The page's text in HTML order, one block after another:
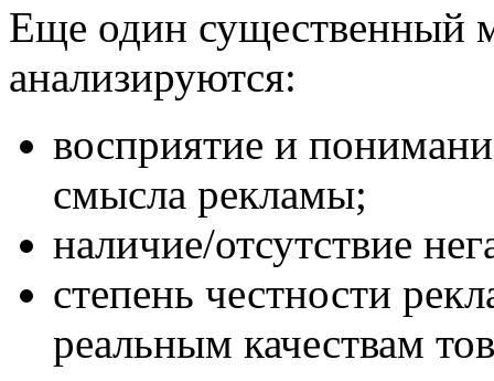
Еще один существенный
анализируются:
восприятие и
смысла рекламы;
наличие/отсутствие
степень честности
реальным качествам